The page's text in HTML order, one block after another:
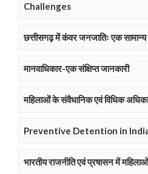
Challenges
छत्तीसगढ़ में कंवर जनजातिः एक
मानवाधिकार-एक संक्षिप्त जानकारी
महिलाओं के संवैधानिक एवं विधिक
Preventive Detention in
भारतीय राजनीति एवं प्रषासन में